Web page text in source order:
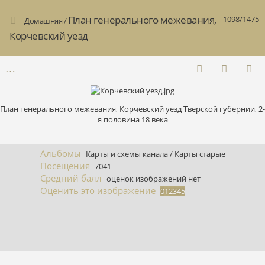
1098/1475
Домашняя/План генерального межевания,
Корчевский уезд
План генерального межевания, Корчевский уезд Тверской губернии, 2-
я половина 18 века
Альбомы Карты и схемы канала/ Карты старые
Посещения 7041
Средний балл оценок изображений нет
Оценить это изображение